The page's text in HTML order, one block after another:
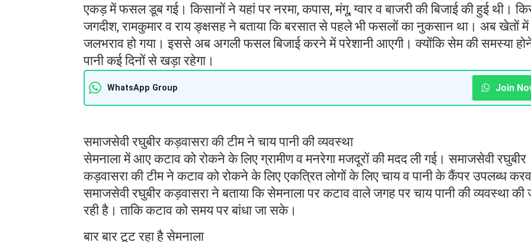
एकड़ में फसल डूब गई। किसानों ने यहां पर नरमा, कपास, मंगू, ग्वार व बाजरी की बिजाई की हुई थी।
जगदीश, रामकुमार व राय ङ्क्षसह ने बताया कि बरसात से पहले भी फसलों का नुकसान था। अब खेतों में
जलभराव हो गया। इससे अब अगली फसल बिजाई करने में परेशानी आएगी। क्योंकि सेम की समस्या
पानी कई दिनों से खड़ा रहेगा।
WhatsApp Group Join
समाजसेवी रघुबीर कड़वासरा की टीम ने चाय पानी की व्यवस्था
सेमनाला में आए कटाव को रोकने के लिए ग्रामीण व मनरेगा मजदूरों की मदद ली गई। समाजसेवी रघुबीर
कड़वासरा की टीम ने कटाव को रोकने के लिए एकत्रित लोगों के लिए चाय व पानी के कैंपर उपलब्ध
समाजसेवी रघुबीर कड़वासरा ने बताया कि सेमनाला पर कटाव वाले जगह पर चाय पानी की व्यवस्था की
रही है। ताकि कटाव को समय पर बांधा जा सके।
बार बार टूट रहा है सेमनाला